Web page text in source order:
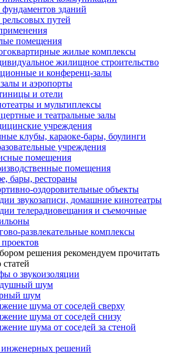
фундаментов зданий
путей
помещения
жилые комплексы
жилищное строительство
и конференц-залы
и аэропорты
и отели
и мультиплексы
и театральные залы
учреждения
клубы, караоке-бары, боулинги
учреждения
помещения
помещения
бары, рестораны
оздоровительные объекты
звукозаписи, домашние кинотеатры
телерадиовещания и съемочные
развлекательные комплексы
решения рекомендуем прочитать
статей
о звукоизоляции
шум
шум
шума от соседей сверху
шума от соседей снизу
шума от соседей за стеной
решений